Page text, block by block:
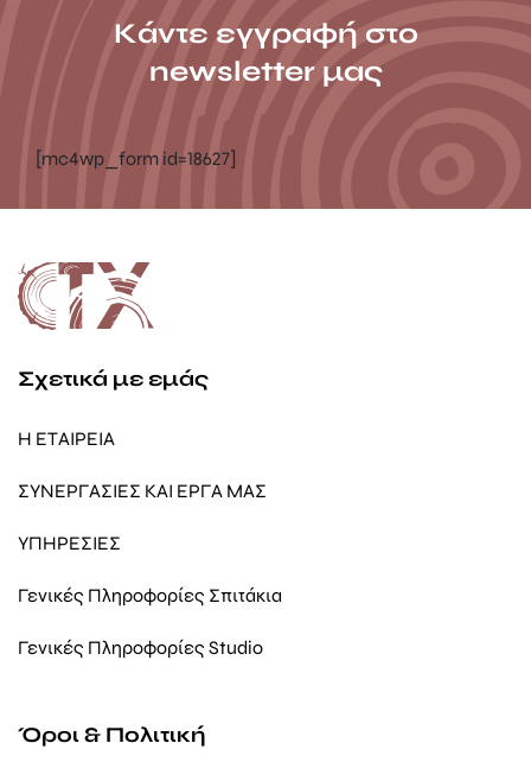
Κάντε εγγραφή στο
newsletter μας
[mc4wp_form id=18627]
Σχετικά με εμάς
Η ΕΤΑΙΡΕΙΑ
ΣΥΝΕΡΓΑΣΙΕΣ ΚΑΙ ΕΡΓΑ ΜΑΣ
ΥΠΗΡΕΣΙΕΣ
Γενικές Πληροφορίες Σπιτάκια
Γενικές Πληροφορίες Studio
Όροι & Πολιτική